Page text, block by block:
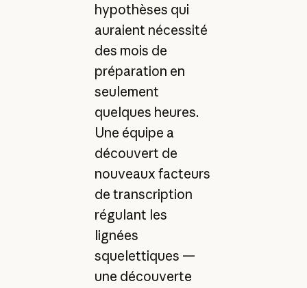
hypothèses qui
auraient nécessité
des mois de
préparation en
seulement
quelques heures.
Une équipe a
découvert de
nouveaux facteurs
de transcription
régulant les
lignées
squelettiques —
une découverte